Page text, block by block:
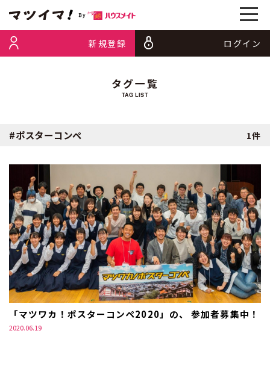
新規登録 ログイン
タグ一覧
TAG LIST
#ポスターコンペ 1件
「マツワカ！ポスターコンペ2020」の、 参加者募集中！
2020.06.19